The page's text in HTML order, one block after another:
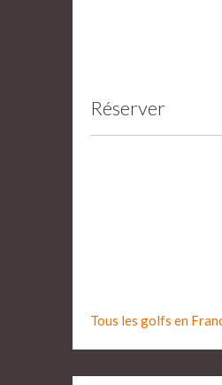
Réserver
Tous les golfs en